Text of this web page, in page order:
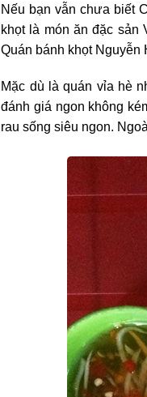
Nếu bạn vẫn chưa biết
khọt là món ăn đặc sản
Quán bánh khọt Nguyễn
Mặc dù là quán vỉa hè
đánh giá ngon không
rau sống siêu ngon.